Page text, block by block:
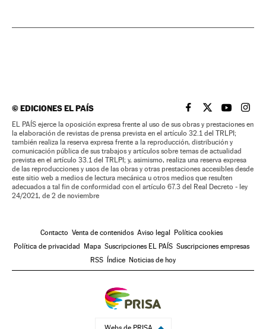
©EDICIONES EL PAÍS EL PAÍS BRASIL EN
EL PAÍSEL PAÍS
EL
EL PAÍS ejerce la oposición expresa frente al uso de sus obras y prestaciones en
la elaboración de revistas de prensa prevista en el artículo 32.1 del TRLPI;
también realiza la reserva expresa frente a la reproducción, distribución y
comunicación pública de sus trabajos y artículos sobre temas de actualidad
prevista en el artículo 33.1 del TRLPI; y, asimismo, realiza una reserva expresa
de las reproducciones y usos de las obras y otras prestaciones accesibles desde
este sitio web a medios de lectura mecánica u otros medios que resulten
adecuados a tal fin de conformidad con el artículo 67.3 del Real Decreto - ley
24/2021, de 2 de noviembre
Contacto Venta de contenidos Aviso legal
Política cookies
Política de privacidad
Mapa Suscripciones EL PAÍS Suscripciones empresas
RSS
Índice Noticias de hoy